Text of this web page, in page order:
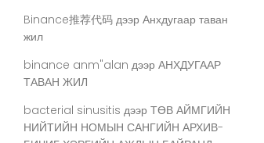
Binance推荐代码 дээр Анхдугаар таван
жил
binance anm"alan дээр АНХДУГААР
ТАВАН ЖИЛ
bacterial sinusitis дээр ТӨВ АЙМГИЙН
НИЙТИЙН НОМЫН САНГИЙН АРХИВ-